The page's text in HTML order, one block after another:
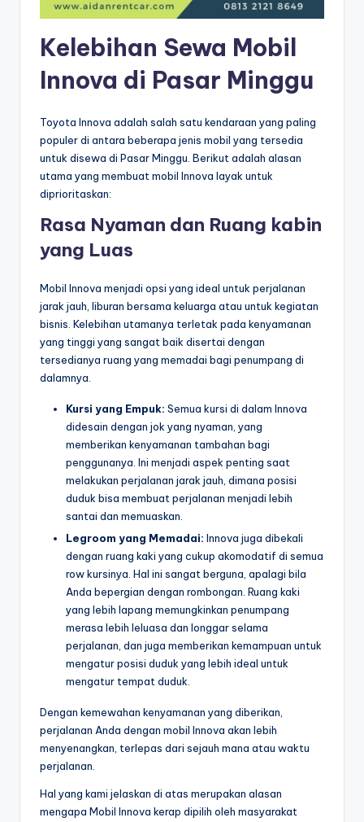
Kelebihan Sewa Mobil
Innova di Pasar Minggu
Toyota Innova adalah salah satu kendaraan yang paling
populer di antara beberapa jenis mobil yang tersedia
untuk disewa di Pasar Minggu. Berikut adalah alasan
utama yang membuat mobil Innova layak untuk
diprioritaskan:
Rasa Nyaman dan Ruang kabin
yang Luas
Mobil Innova menjadi opsi yang ideal untuk perjalanan
jarak jauh, liburan bersama keluarga atau untuk kegiatan
bisnis. Kelebihan utamanya terletak pada kenyamanan
yang tinggi yang sangat baik disertai dengan
tersedianya ruang yang memadai bagi penumpang di
dalamnya.
Kursi yang Empuk: Semua kursi di dalam Innova
didesain dengan jok yang nyaman, yang
memberikan kenyamanan tambahan bagi
penggunanya. Ini menjadi aspek penting saat
melakukan perjalanan jarak jauh, dimana posisi
duduk bisa membuat perjalanan menjadi lebih
santai dan memuaskan.
Legroom yang Memadai: Innova juga dibekali
dengan ruang kaki yang cukup akomodatif di semua
row kursinya. Hal ini sangat berguna, apalagi bila
Anda bepergian dengan rombongan. Ruang kaki
yang lebih lapang memungkinkan penumpang
merasa lebih leluasa dan longgar selama
perjalanan, dan juga memberikan kemampuan untuk
mengatur posisi duduk yang lebih ideal untuk
mengatur tempat duduk.
Dengan kemewahan kenyamanan yang diberikan,
perjalanan Anda dengan mobil Innova akan lebih
menyenangkan, terlepas dari sejauh mana atau waktu
perjalanan.
Hal yang kami jelaskan di atas merupakan alasan
mengapa Mobil Innova kerap dipilih oleh masyarakat